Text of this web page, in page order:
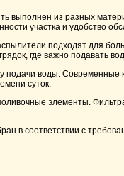
выполнен из разных
участка и удобство
подходят для
где важно подавать
подачи воды.
суток.
элементы.
в соответствии с